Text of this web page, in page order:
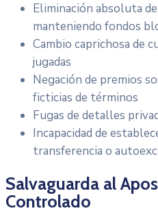
Eliminación absoluta
manteniendo fondos
Cambio caprichosa de
jugadas
Negación de premios
ficticias de términos
Fugas de detalles
Incapacidad de
transferencia o
Salvaguarda al
Controlado